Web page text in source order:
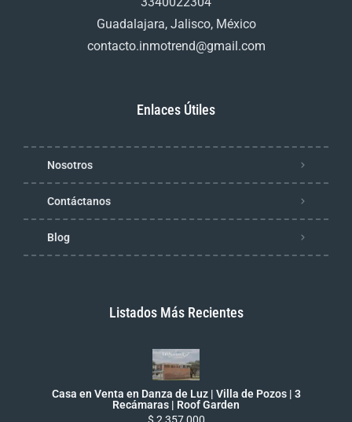
Guadalajara, Jalisco, México
contacto.inmotrend@gmail.com
Enlaces Útiles
Nosotros
Contáctanos
Blog
Listados Más Recientes
Casa en Venta en Danza de Luz | Villa de Pozos | 3
Recámaras | Roof Garden